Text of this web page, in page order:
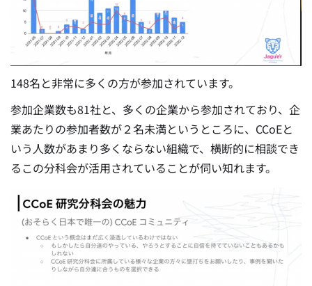
148名と非常に多くの方が参加されています。
参加企業数も81社と、多くの企業から参加されており、企
業あたりの参加者数が２名未満というところに、CCoEと
いう人数があまり多くならない組織で、横断的に相談でき
るこの分科会が活用されていることが伺い知れます。